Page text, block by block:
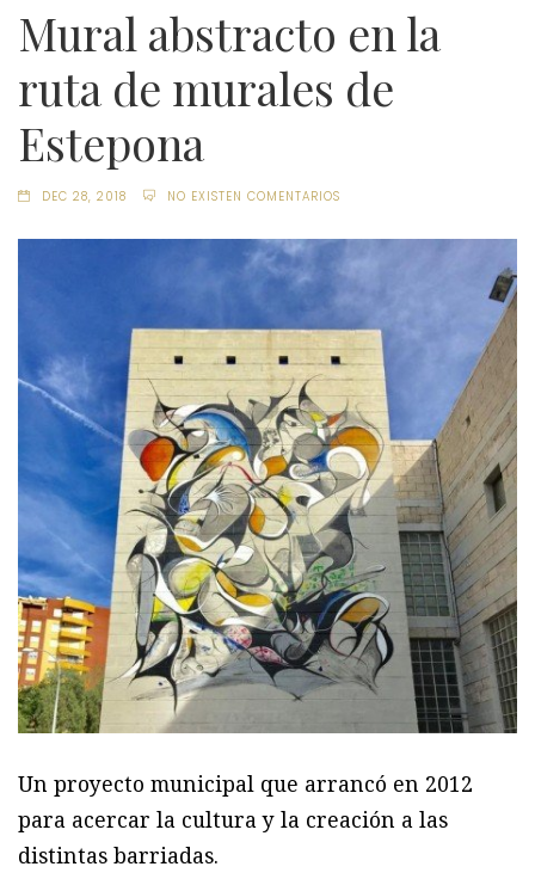
Mural abstracto en la
ruta de murales de
Estepona
DEC 28, 2018 NO EXISTEN COMENTARIOS
Un proyecto municipal que arrancó en 2012
para acercar la cultura y la creación a las
distintas barriadas.